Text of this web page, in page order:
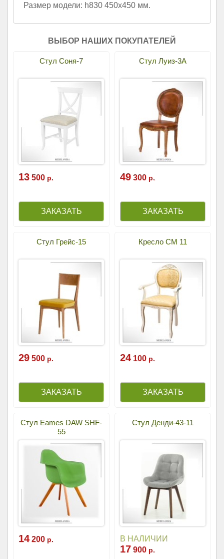
Размер модели: h830 450х450 мм.
ВЫБОР НАШИХ ПОКУПАТЕЛЕЙ
Стул Соня-7
13 500 р.
Стул Луиз-3А
49 300 р.
Стул Грейс-15
29 500 р.
Кресло СМ 11
24 100 р.
Стул Eames DAW SHF-
55
14 200 р.
Стул Денди-43-11
В НАЛИЧИИ
17 900 р.